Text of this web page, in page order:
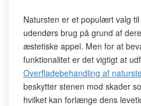
Natursten er et populært valg
udendørs brug på grund af
æstetiske appel. Men for at
funktionalitet er det vigtigt at
Overfladebehandling af
beskytter stenen mod skader
hvilket kan forlænge dens